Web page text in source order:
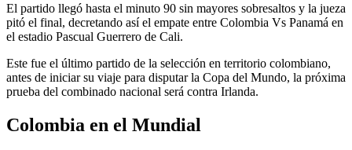
El partido llegó hasta el minuto 90 sin mayores sobresaltos y la jueza
pitó el final, decretando así el empate entre Colombia Vs Panamá en
el estadio Pascual Guerrero de Cali.
Este fue el último partido de la selección en territorio colombiano,
antes de iniciar su viaje para disputar la Copa del Mundo, la próxima
prueba del combinado nacional será contra Irlanda.
Colombia en el Mundial